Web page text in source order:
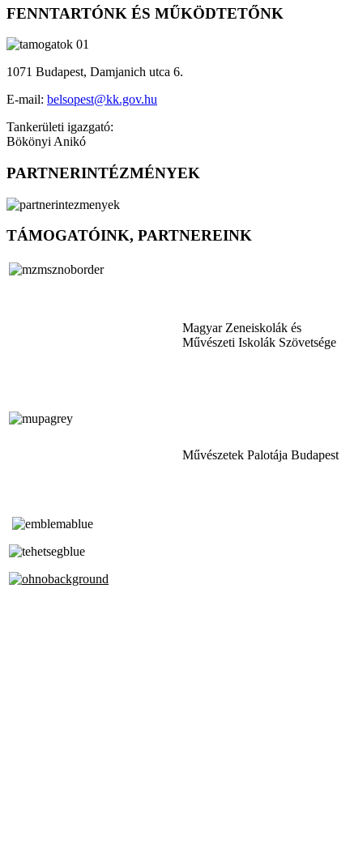
FENNTARTÓNK ÉS MŰKÖDTETŐNK
1071 Budapest, Damjanich utca 6.
E-mail: belsopest@kk.gov.hu
Tankerületi igazgató:
Bökönyi Anikó
PARTNERINTÉZMÉNYEK
TÁMOGATÓINK, PARTNEREINK
Magyar Zeneiskolák és
Művészeti Iskolák Szövetsége
Művészetek Palotája Budapest